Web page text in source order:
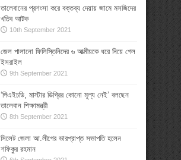
তালেবানের প্রশংসা করে বক্তব্য দেয়ায় জামে মসজিদের
খতিব আটক
10th September 2021
জেল পালানো ফিলিস্তিনিদের ৬ আত্মীয়কে ধরে নিয়ে গেল
ইসরাইল
9th September 2021
‘পিএইচডি, মাস্টার ডিগ্রির কোনো মূল্য নেই’ বলছেন
তালেবান শিক্ষামন্ত্রী
8th September 2021
সিলেট জেলা আ.লীগের ভারপ্রাপ্ত সভাপতি হলেন
শফিকুর রহমান